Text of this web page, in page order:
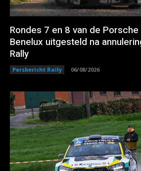
Rondes 7 en 8 van de Porsche
Benelux uitgesteld na
Rally
Persbericht Rally 06/08/2026